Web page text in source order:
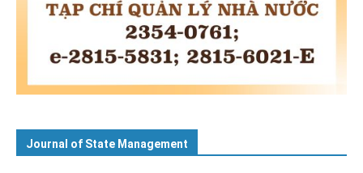
Journal of State Management